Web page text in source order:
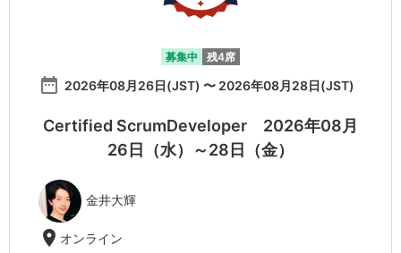
募集中 残4席
date_range 2026年08月26日(JST) 〜 2026年08月28日(JST)
Certified ScrumDeveloper 2026年08月
26日（水）～28日（金）
金井大輝
location_on オンライン